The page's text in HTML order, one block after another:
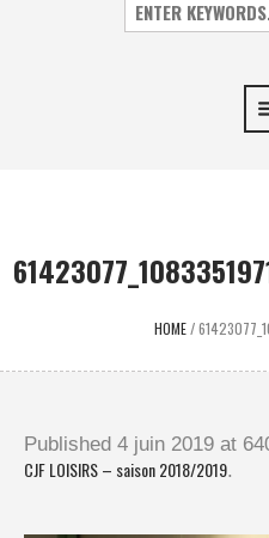
HOME/
Published 4 juin 2019 at
CJF LOISIRS – saison 2018/2019.